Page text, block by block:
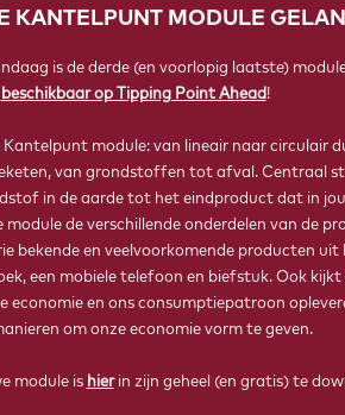
HOE VOORSPEL JE EEN
Een omslag in het klimaat kan funest zijn
KANTELPUNT MODULE
is de derde (en voorlopig laatste)
beschikbaar op Tipping Point Ahead !
Kantelpunt module: van lineair naar circulair
van grondstoffen tot afval. Centraal
in de aarde tot het eindproduct dat in
module de verschillende onderdelen van de
bekende en veelvoorkomende producten uit
een mobiele telefoon en biefstuk. Ook
economie en ons consumptiepatroon
om onze economie vorm te geven.
module is hierin zijn geheel (en gratis) te